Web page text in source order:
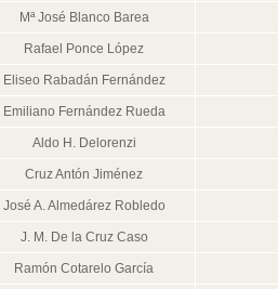
Mª José Blanco Barea
Rafael Ponce López
Eliseo Rabadán Fernández
Emiliano Fernández Rueda
Aldo H. Delorenzi
Cruz Antón Jiménez
José A. Almedárez Robledo
J. M. De la Cruz Caso
Ramón Cotarelo García